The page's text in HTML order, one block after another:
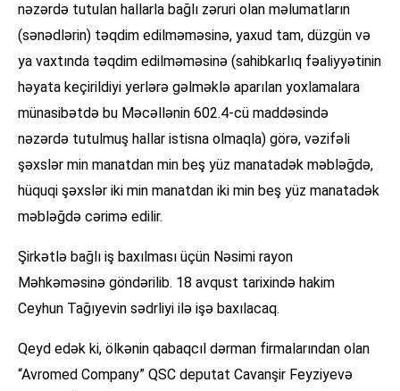
nəzərdə tutulan hallarla bağlı zəruri olan məlumatların
(sənədlərin) təqdim edilməməsinə, yaxud tam, düzgün və
ya vaxtında təqdim edilməməsinə (sahibkarlıq fəaliyyətinin
həyata keçirildiyi yerlərə gəlməklə aparılan yoxlamalara
münasibətdə bu Məcəllənin 602.4-cü maddəsində
nəzərdə tutulmuş hallar istisna olmaqla) görə, vəzifəli
şəxslər min manatdan min beş yüz manatadək məbləğdə,
hüquqi şəxslər iki min manatdan iki min beş yüz manatadək
məbləğdə cərimə edilir.
Şirkətlə bağlı iş baxılması üçün Nəsimi rayon
Məhkəməsinə göndərilib. 18 avqust tarixində hakim
Ceyhun Tağıyevin sədrliyi ilə işə baxılacaq.
Qeyd edək ki, ölkənin qabaqcıl dərman firmalarından olan
“Avromed Company” QSC deputat Cavanşir Feyziyevə